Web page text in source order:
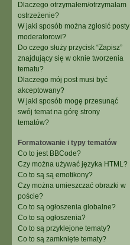
Dlaczego otrzymałem/otrzymałam
ostrzeżenie?
W jaki sposób można zgłosić posty
moderatorowi?
Do czego służy przycisk “Zapisz”
znajdujący się w oknie tworzenia
tematu?
Dlaczego mój post musi być
akceptowany?
W jaki sposób mogę przesunąć
swój temat na górę strony
tematów?
Formatowanie i typy tematów
Co to jest BBCode?
Czy można używać języka HTML?
Co to są są emotikony?
Czy można umieszczać obrazki w
poście?
Co to są ogłoszenia globalne?
Co to są ogłoszenia?
Co to są przyklejone tematy?
Co to są zamknięte tematy?